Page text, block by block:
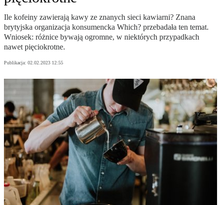
Ile kofeiny zawierają kawy ze znanych sieci kawiarni? Znana
brytyjska organizacja konsumencka Which? przebadała ten temat.
Wniosek: różnice bywają ogromne, w niektórych przypadkach
nawet pięciokrotne.
Publikacja: 02.02.2023 12:55